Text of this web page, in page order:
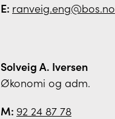
E: ranveig.eng@bos.no
Solveig A. Iversen
Økonomi og adm.
M: 92 24 87 78